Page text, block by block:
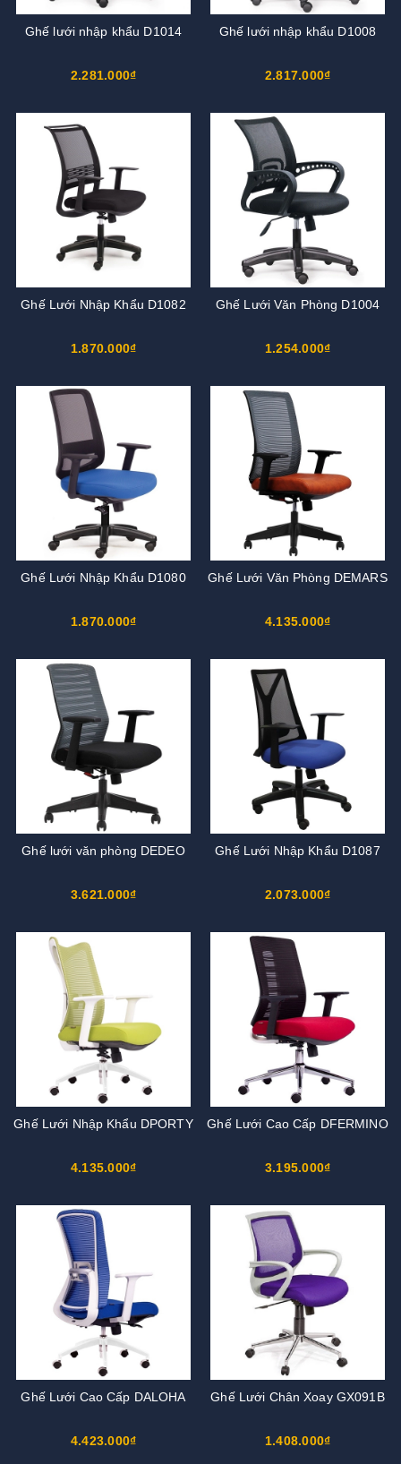
Ghế lưới nhập khẩu D1014
2.281.000₫
Ghế lưới nhập khẩu D1008
2.817.000₫
Ghế Lưới Nhập Khẩu D1082
1.870.000₫
Ghế Lưới Văn Phòng D1004
1.254.000₫
Ghế Lưới Nhập Khẩu D1080
1.870.000₫
Ghế Lưới Văn Phòng DEMARS
4.135.000₫
Ghế lưới văn phòng DEDEO
3.621.000₫
Ghế Lưới Nhập Khẩu D1087
2.073.000₫
Ghế Lưới Nhập Khẩu DPORTY
4.135.000₫
Ghế Lưới Cao Cấp DFERMINO
3.195.000₫
Ghế Lưới Cao Cấp DALOHA
4.423.000₫
Ghế Lưới Chân Xoay GX091B
1.408.000₫